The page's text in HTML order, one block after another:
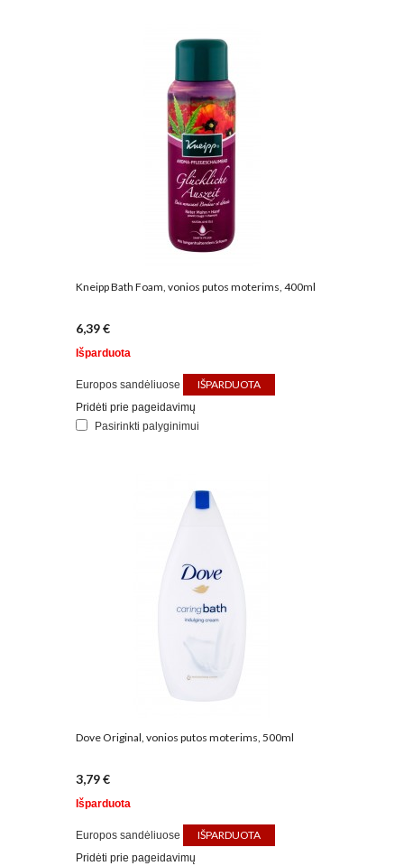
Kneipp Bath Foam, vonios putos moterims, 400ml
6,39 €
Išparduota
Europos sandėliuose IŠPARDUOTA
Pridėti prie pageidavimų
Pasirinkti palyginimui
Dove Original, vonios putos moterims, 500ml
3,79 €
Išparduota
Europos sandėliuose IŠPARDUOTA
Pridėti prie pageidavimų